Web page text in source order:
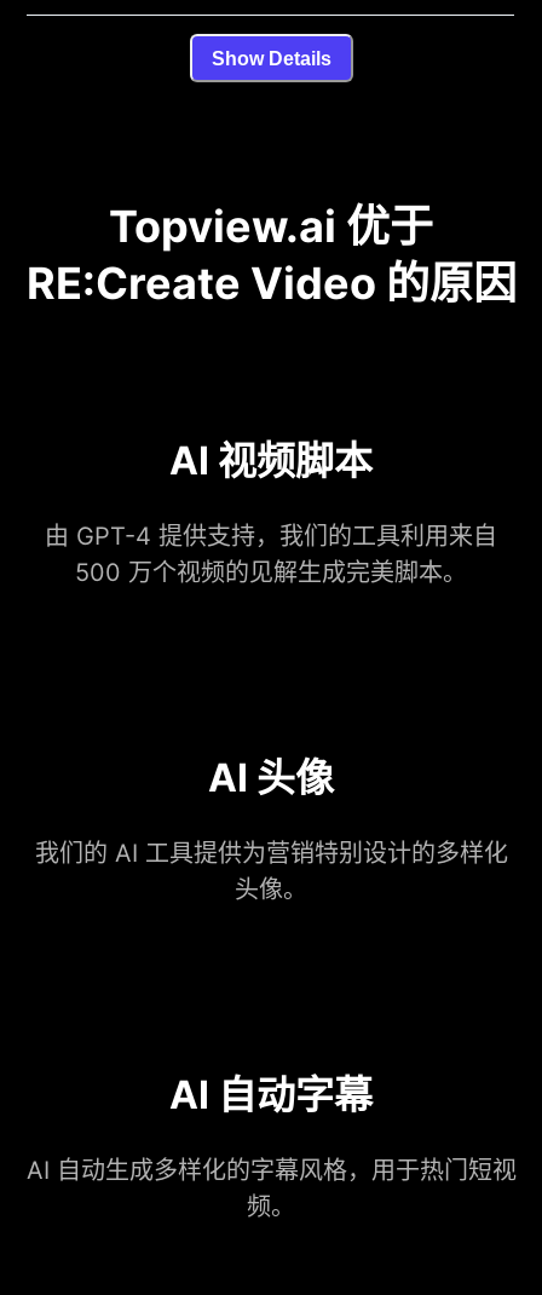
Show Details
Topview.ai 优于
RE:Create Video 的原因
AI 视频脚本
由 GPT-4 提供支持，我们的工具利用来自
500 万个视频的见解生成完美脚本。
AI 头像
我们的 AI 工具提供为营销特别设计的多样化
头像。
AI 自动字幕
AI 自动生成多样化的字幕风格，用于热门短视
频。